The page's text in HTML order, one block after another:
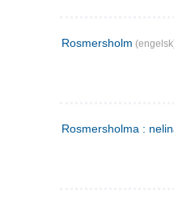
Rosmersholm
Rosmersholma :